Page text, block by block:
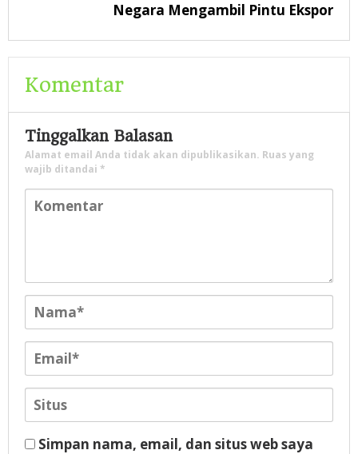
Negara Mengambil Pintu Ekspor
Komentar
Tinggalkan Balasan
Alamat email Anda tidak akan dipublikasikan. Ruas yang
wajib ditandai *
Simpan nama, email, dan situs web saya